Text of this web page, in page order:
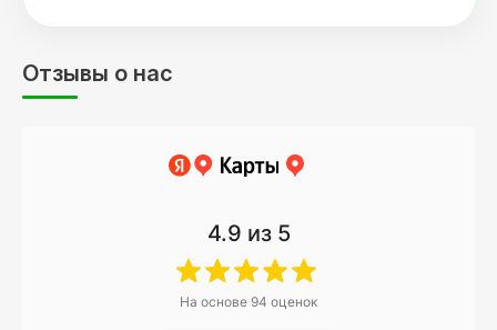
Отзывы о нас
4.9 из 5
На основе 94 оценок